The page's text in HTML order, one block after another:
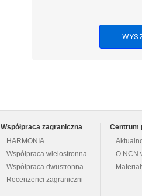
Współpraca zagraniczna
HARMONIA
Współpraca wielostronna
Współpraca dwustronna
Recenzenci zagraniczni
Centrum
O NCN